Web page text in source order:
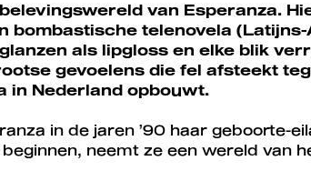
van Esperanza.
bombastische telenovela
als lipgloss en elke blik
gevoelens die fel afsteekt
in Nederland opbouwt.
in de jaren ’90 haar geboorte-
neemt ze een wereld van